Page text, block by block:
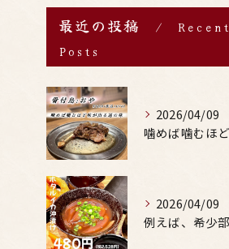
最近の投稿
Recent
Posts
2026/04/09
2026/04/09